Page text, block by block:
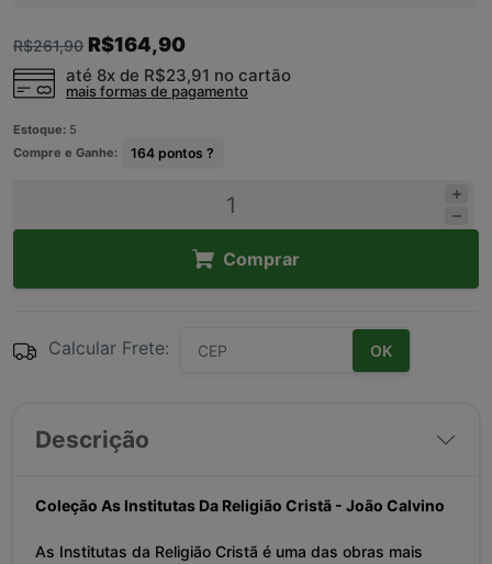
R$261,90 R$164,90
até 8x de R$23,91 no cartão
mais formas de pagamento
Estoque: 5
Compre e Ganhe:
164 pontos ?
Comprar
Calcular Frete: OK
Descrição
Coleção As Institutas Da Religião Cristã - João Calvino
As Institutas da Religião Cristã é uma das obras mais